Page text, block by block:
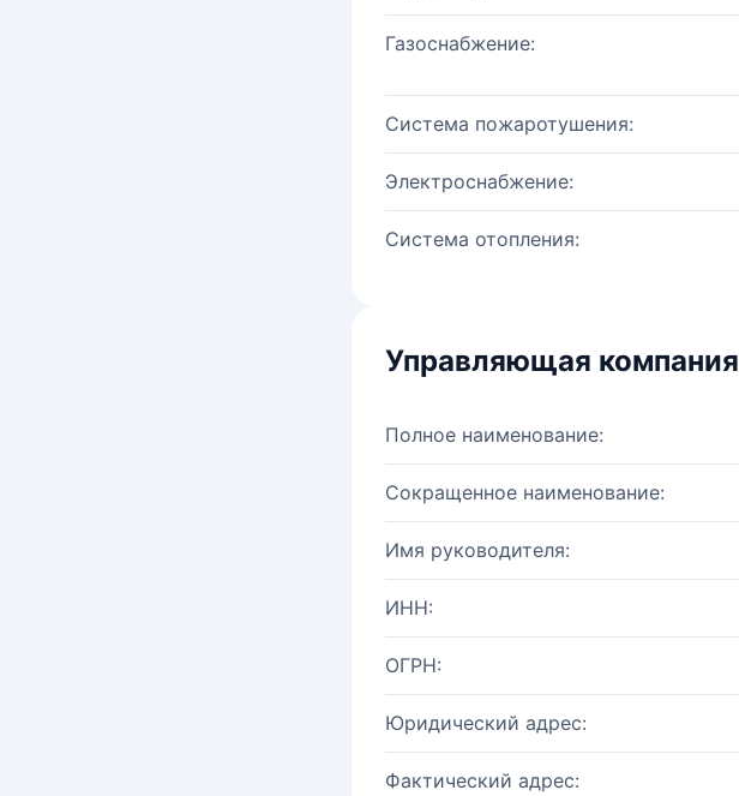
Газоснабжение:
Система пожаротушения:
Электроснабжение:
Система отопления:
Управляющая компания
Полное наименование:
Сокращенное наименование:
Имя руководителя:
ИНН:
ОГРН:
Юридический адрес:
Фактический адрес: